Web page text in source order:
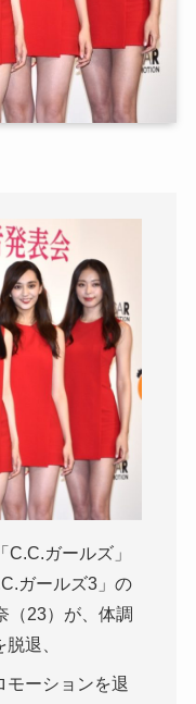
ガールズ」
ガールズ3」の
（23）が、体調
退、
モーションを退